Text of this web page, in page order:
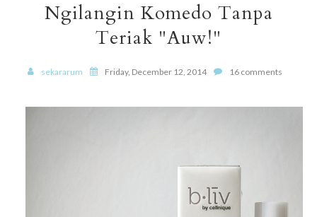
Ngilangin Komedo Tanpa
Teriak "Auw!"
sekararum Friday, December 12, 2014 16 comments